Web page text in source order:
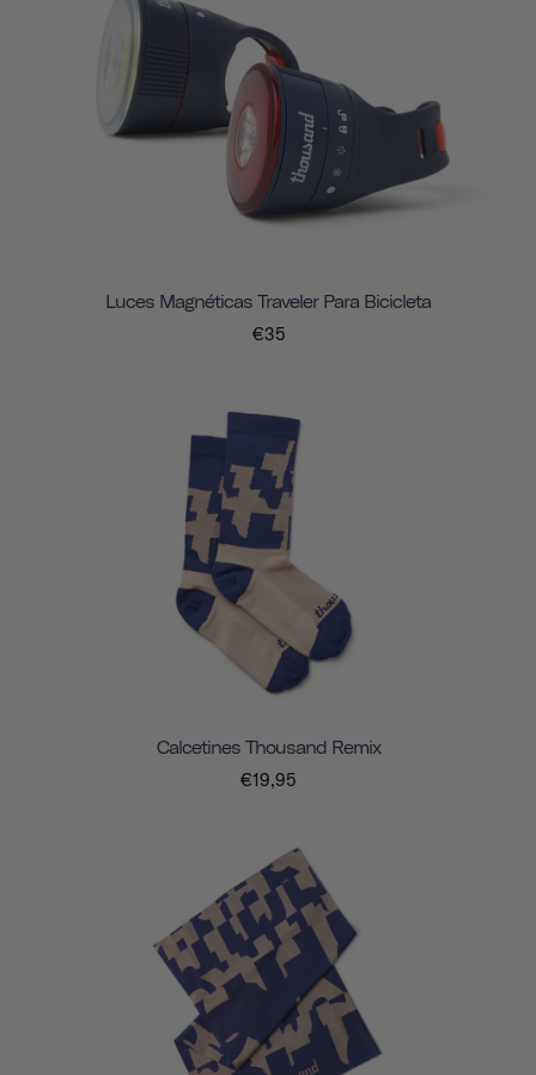
Luces Magnéticas Traveler Para Bicicleta
€35
Calcetines Thousand Remix
€19,95